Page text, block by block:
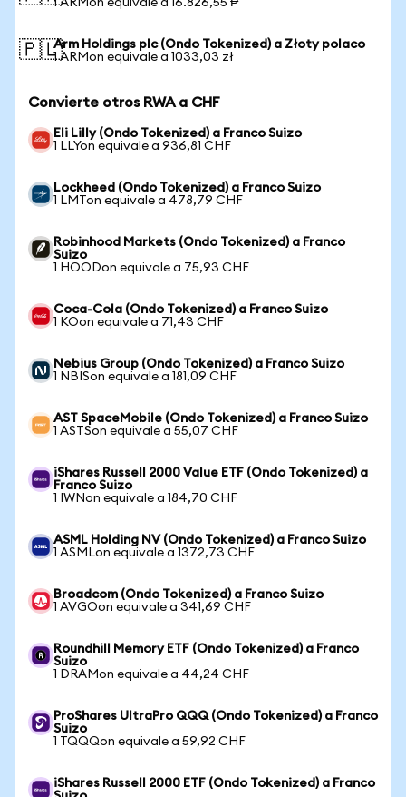
1 ARMon equivale a 16.826,55 ₱
🇵🇱Arm Holdings plc (Ondo Tokenized) a Złoty polaco
1 ARMon equivale a 1033,03 zł
Convierte otros RWA a CHF
Eli Lilly (Ondo Tokenized) a Franco Suizo
1 LLYon equivale a 936,81 CHF
Lockheed (Ondo Tokenized) a Franco Suizo
1 LMTon equivale a 478,79 CHF
Robinhood Markets (Ondo Tokenized) a Franco
Suizo
1 HOODon equivale a 75,93 CHF
Coca-Cola (Ondo Tokenized) a Franco Suizo
1 KOon equivale a 71,43 CHF
Nebius Group (Ondo Tokenized) a Franco Suizo
1 NBISon equivale a 181,09 CHF
AST SpaceMobile (Ondo Tokenized) a Franco Suizo
1 ASTSon equivale a 55,07 CHF
iShares Russell 2000 Value ETF (Ondo Tokenized) a
Franco Suizo
1 IWNon equivale a 184,70 CHF
ASML Holding NV (Ondo Tokenized) a Franco Suizo
1 ASMLon equivale a 1372,73 CHF
Broadcom (Ondo Tokenized) a Franco Suizo
1 AVGOon equivale a 341,69 CHF
Roundhill Memory ETF (Ondo Tokenized) a Franco
Suizo
1 DRAMon equivale a 44,24 CHF
ProShares UltraPro QQQ (Ondo Tokenized) a Franco
Suizo
1 TQQQon equivale a 59,92 CHF
iShares Russell 2000 ETF (Ondo Tokenized) a Franco